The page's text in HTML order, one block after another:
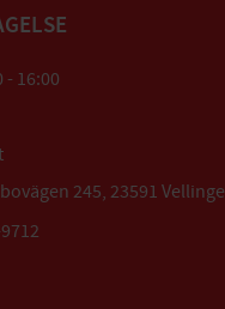
- 16:00
245, 23591 Vellinge